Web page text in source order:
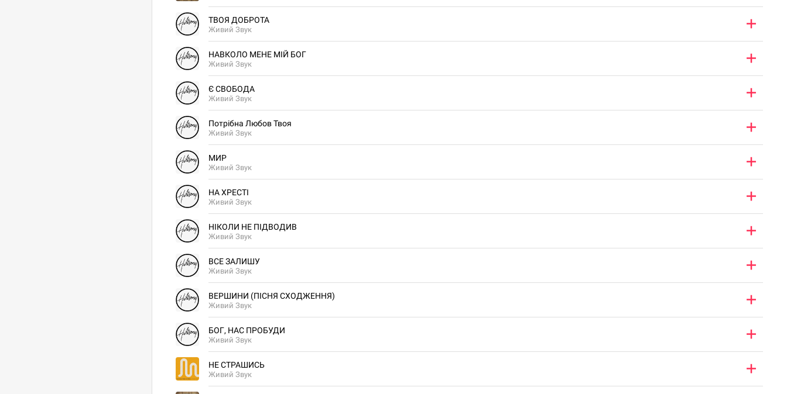
ТВОЯ ДОБРОТА
Живий Звук
НАВКОЛО МЕНЕ МІЙ БОГ
Живий Звук
Є СВОБОДА
Живий Звук
Потрібна Любов Твоя
Живий Звук
МИР
Живий Звук
НА ХРЕСТІ
Живий Звук
НІКОЛИ НЕ ПІДВОДИВ
Живий Звук
ВСЕ ЗАЛИШУ
Живий Звук
ВЕРШИНИ (ПІСНЯ СХОДЖЕННЯ)
Живий Звук
БОГ, НАС ПРОБУДИ
Живий Звук
НЕ СТРАШИСЬ
Живий Звук